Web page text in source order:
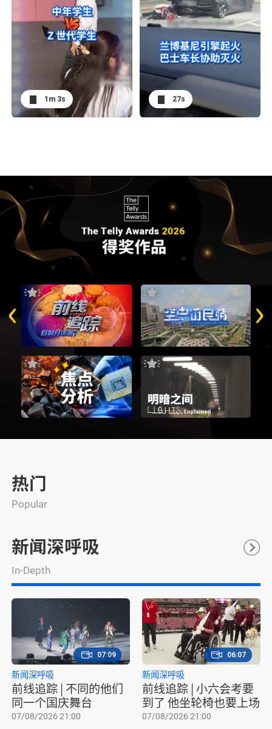
1m 3s 27s
‹ ›
热门
Popular
新闻深呼吸
In-Depth
前线追踪 | 不同的他们
同一个国庆舞台
新闻深呼吸
07/08/2026 21:00
07:09
前线追踪 | 小六会考要
到了 他坐轮椅也要上场
新闻深呼吸
07/08/2026 21:00
06:07